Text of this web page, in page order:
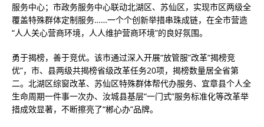
服务中心；市政务服务中心联动北湖区、苏仙区，实现市区两级全
覆盖特殊群体定制服务……一个个创新举措串珠成链，在全市营造
“人人关心营商环境，人人维护营商环境”的良好氛围。
勇于揭榜，善于竞优。该市通过深入开展“放管服”改革“揭榜竞
优”，市、县两级共揭榜省级改革任务20项，揭榜数量居全省第
二。北湖区综窗改革、苏仙区特殊群体帮代办服务、宜章县个人全
生命周期一件事一次办、汝城县基层“一门式”服务标准化等改革举
措成效显著，不断擦亮了“郴心办”品牌。